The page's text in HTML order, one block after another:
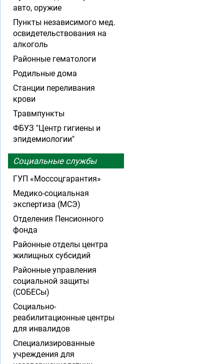
авто, оружие
Пункты независимого мед.
освидетельствования на
алкоголь
Районные гематологи
Родильные дома
Станции переливания
крови
Травмпункты
ФБУЗ "Центр гигиены и
эпидемиологии"
Социальные службы
ГУП «Моссоцгарантия»
Медико-социальная
экспертиза (МСЭ)
Отделения Пенсионного
фонда
Районные отделы центра
жилищных субсидий
Районные управления
социальной защиты
(СОБЕСы)
Социально-
реабилитационные центры
для инвалидов
Специализированные
учреждения для